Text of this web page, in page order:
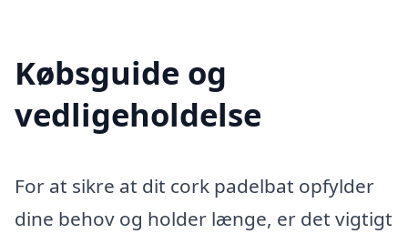
Købsguide og
vedligeholdelse
For at sikre at dit cork padelbat opfylder
dine behov og holder længe, er det vigtigt